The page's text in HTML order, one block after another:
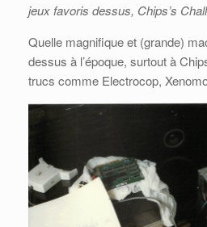
jeux favoris dessus, Chips’s
Quelle magnifique et (grande)
dessus à l’époque, surtout à
trucs comme Electrocop,